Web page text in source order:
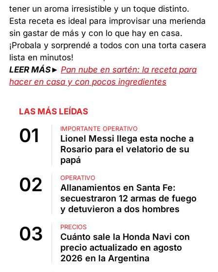
tener un aroma irresistible y un toque distinto.
Esta receta es ideal para improvisar una merienda
sin gastar de más y con lo que hay en casa.
¡Probala y sorprendé a todos con una torta casera
lista en minutos!
LEER MÁS►Pan nube en sartén: la receta para
hacer en casa y con pocos ingredientes
LAS MÁS LEÍDAS
IMPORTANTE OPERATIVO
Lionel Messi llega esta noche a
Rosario para el velatorio de su
papá
OPERATIVO
Allanamientos en Santa Fe:
secuestraron 12 armas de fuego
y detuvieron a dos hombres
PRECIOS
Cuánto sale la Honda Navi con
precio actualizado en agosto
2026 en la Argentina